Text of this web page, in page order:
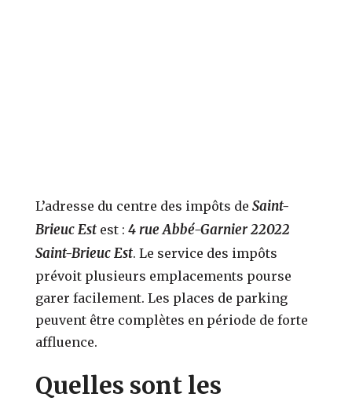
L’adresse du centre des impôts deSaint-
Brieuc Est est :4 rue Abbé-Garnier 22022
Saint-Brieuc Est. Le service des impôts
prévoit plusieurs emplacements pourse
garer facilement. Les places de parking
peuvent être complètes en période de forte
affluence.
Quelles sont les